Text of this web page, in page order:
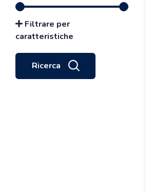
Filtrare per
caratteristiche
Ricerca